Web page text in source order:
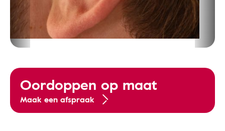
Oordoppen op maat
Maak een afspraak